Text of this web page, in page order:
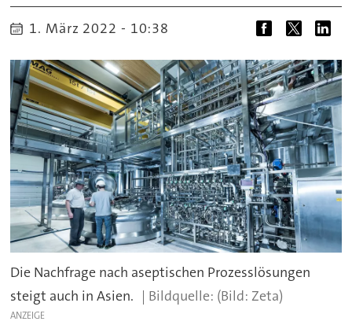
1. März 2022 - 10:38
Die Nachfrage nach aseptischen Prozesslösungen
steigt auch in Asien.
(Bild: Zeta)
ANZEIGE